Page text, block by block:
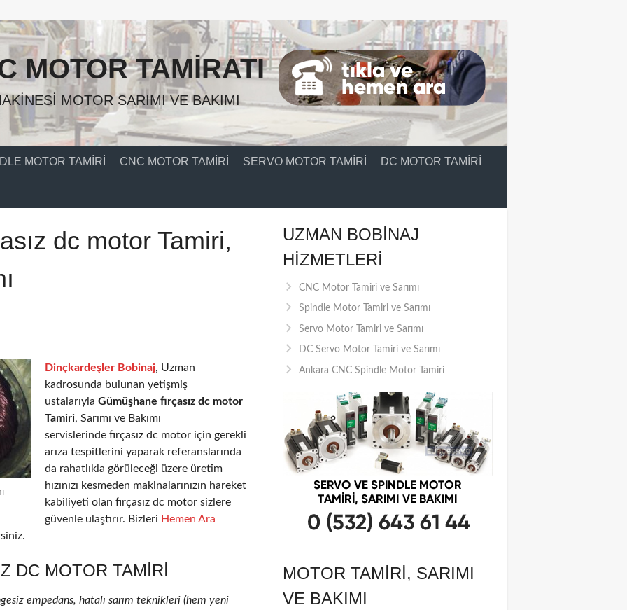
MOTOR TAMIRATI
MOTOR SARIMI VE BAKIMI
MOTOR TAMIRI CNC MOTOR TAMIRI SERVO MOTOR TAMIRI DC MOTOR TAMIRI
dc motor Tamiri,
Dinçkardeşler Bobinaj, Uzman
kadrosunda bulunan yetişmiş
ustalarıyla Gümüşhane fırçasız dc motor
Tamiri, Sarımı ve Bakımı
servislerinde fırçasız dc motor için gerekli
arıza tespitlerini yaparak referanslarında
da rahatlıkla görüleceği üzere üretim
hızınızı kesmeden makinalarınızın hareket
kabiliyeti olan fırçasız dc motor sizlere
güvenle ulaştırır. Bizleri Hemen Ara
DC MOTOR TAMIRI
empedans, hatalı sarım teknikleri (hem yeni
UZMAN BOBINAJ
HIZMETLERI
CNC Motor Tamiri ve Sarımı
Spindle Motor Tamiri ve Sarımı
Servo Motor Tamiri ve Sarımı
DC Servo Motor Tamiri ve Sarımı
Ankara CNC Spindle Motor Tamiri
MOTOR TAMIRI, SARIMI
VE BAKIMI